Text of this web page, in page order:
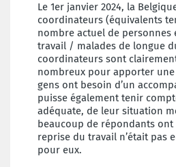
Le 1er janvier 2024, la
coordinateurs (équivalents
nombre actuel de personnes
travail / malades de longue
coordinateurs sont
nombreux pour apporter une
gens ont besoin d’un
puisse également tenir
adéquate, de leur situation
beaucoup de répondants ont
reprise du travail n’était pas
pour eux.